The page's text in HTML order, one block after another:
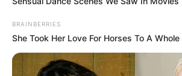
BRAINBERRIES
She Took Her Love For Horses To A